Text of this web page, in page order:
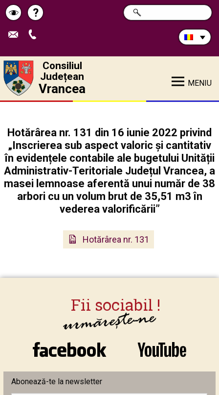
Schimbă
contrastul
Pagina
de
?
Caută
în
CAUTĂ
Consiliul
Județean
Vrancea MENIU
Hotărârea nr. 131 din 16 iunie 2022 privind
„Inscrierea sub aspect valoric și cantitativ
în evidențele contabile ale bugetului Unității
Administrativ-Teritoriale Județul Vrancea, a
masei lemnoase aferentă unui număr de 38
arbori cu un volum brut de 35,51 m3 în
vederea valorificării”
Hotărârea nr. 131
Abonează-te la newsletter